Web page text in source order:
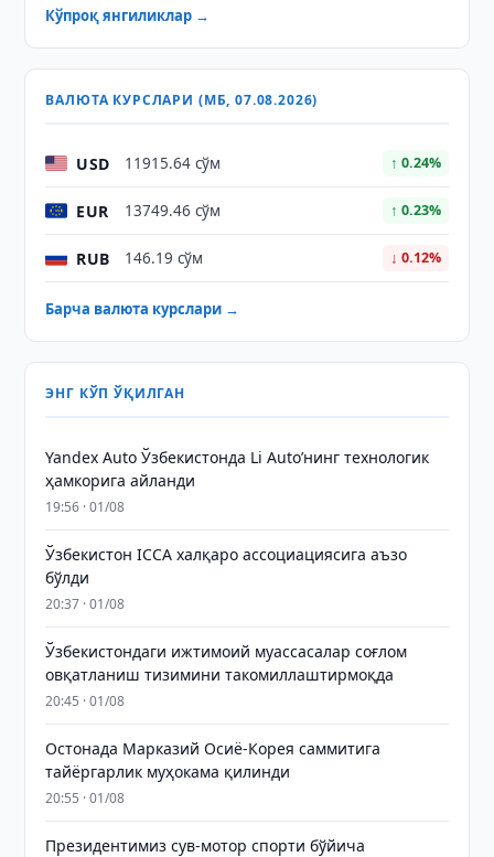
Кўпроқ янгиликлар →
ВАЛЮТА КУРСЛАРИ (МБ, 07.08.2026)
USD 11915.64 сўм ↑ 0.24%
EUR 13749.46 сўм ↑ 0.23%
RUB 146.19 сўм ↓ 0.12%
Барча валюта курслари →
ЭНГ КЎП ЎҚИЛГАН
Yandex Auto Ўзбекистонда Li Auto’нинг технологик
ҳамкорига айланди
19:56 · 01/08
Ўзбекистон ICCA халқаро ассоциациясига аъзо
бўлди
20:37 · 01/08
Ўзбекистондаги ижтимоий муассасалар соғлом
овқатланиш тизимини такомиллаштирмоқда
20:45 · 01/08
Остонада Марказий Осиё-Корея саммитига
тайёргарлик муҳокама қилинди
20:55 · 01/08
Президентимиз сув-мотор спорти бўйича